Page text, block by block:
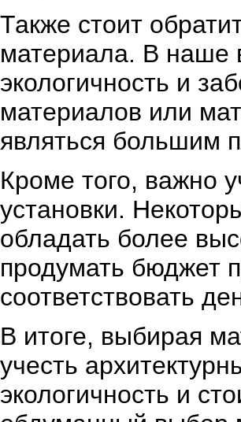
Также стоит
материала. В наше
экологичность и
материалов или
являться большим
Кроме того, важно
установки.
обладать более
продумать бюджет
соответствовать
В итоге, выбирая
учесть
экологичность и